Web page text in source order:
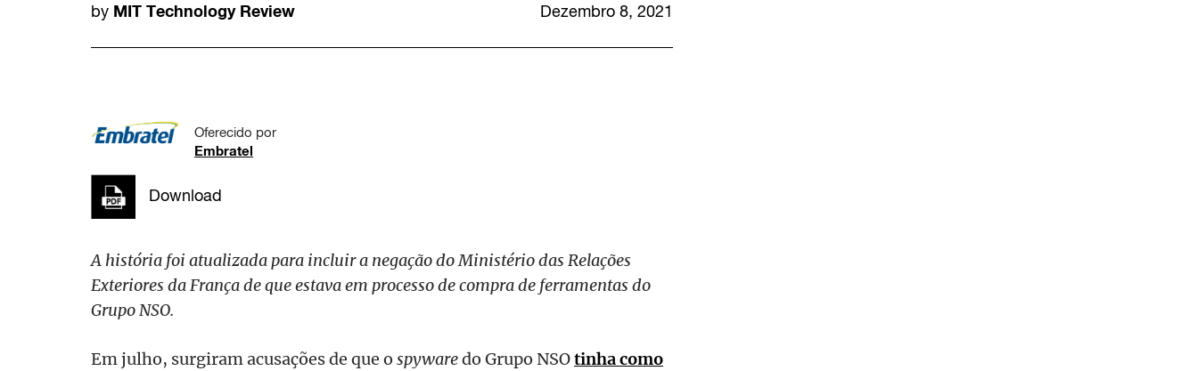
by MIT Technology Review Dezembro 8, 2021
Oferecido por
Embratel
Download
A história foi atualizada para incluir a negação do Ministério das Relações
Exteriores da França de que estava em processo de compra de ferramentas do
Grupo NSO.
Em julho, surgiram acusações de que o spywaredo Grupo NSOtinha como